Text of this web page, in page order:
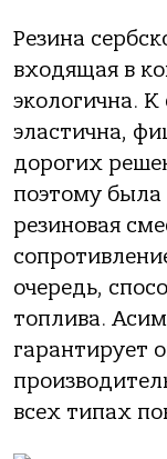
Резина
входящая в
экологична. К
эластична,
дорогих
поэтому была
резиновая
очередь,
топлива.
гарантирует
всех типах